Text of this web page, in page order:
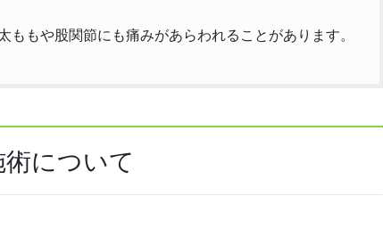
ももや股関節にも痛みがあらわれることがあります。
術について